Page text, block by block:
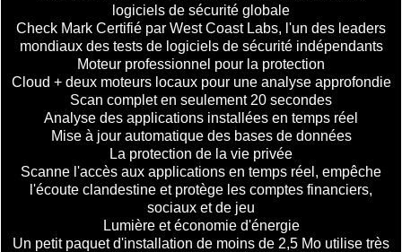
logiciels de sécurité globale
Check Mark Certifié par West Coast Labs, l'un des leaders
mondiaux des tests de logiciels de sécurité indépendants
Moteur professionnel pour la protection
Cloud + deux moteurs locaux pour une analyse approfondie
Scan complet en seulement 20 secondes
Analyse des applications installées en temps réel
Mise à jour automatique des bases de données
La protection de la vie privée
Scanne l'accès aux applications en temps réel, empêche
l'écoute clandestine et protège les comptes financiers,
sociaux et de jeu
Lumière et économie d'énergie
Un petit paquet d'installation de moins de 2,5 Mo utilise très